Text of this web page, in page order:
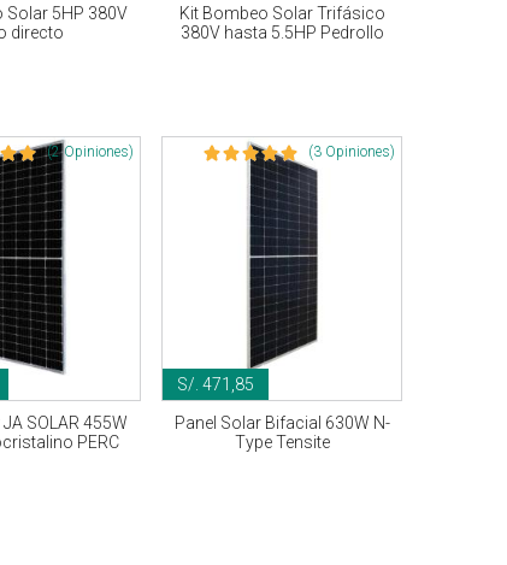
Solar 5HP 380V
directo
Kit Bombeo Solar Trifásico
380V hasta 5.5HP Pedrollo
(2 Opiniones)
SOLAR 455W
PERC
(3 Opiniones)
S/. 471,85
Panel Solar Bifacial 630W N-
Type Tensite